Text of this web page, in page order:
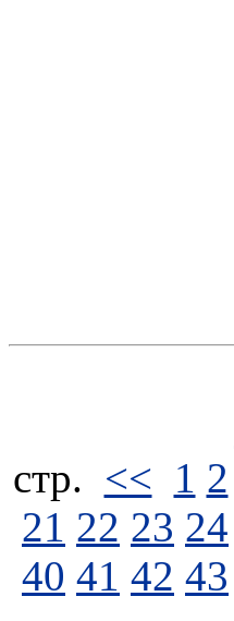
стp. << 1 2
21 22 23 24
40 41 42 43